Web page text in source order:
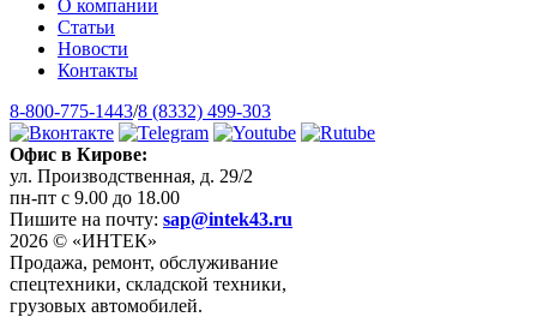
О компании
Статьи
Новости
Контакты
8-800-775-1443/8 (8332) 499-303
Офис в Кирове:
ул. Производственная, д. 29/2
пн-пт с 9.00 до 18.00
Пишите на почту: sap@intek43.ru
2026 © «ИНТЕК»
Продажа, ремонт, обслуживание
спецтехники, складской техники,
грузовых автомобилей.